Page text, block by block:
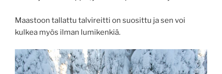
Maastoon tallattu talvireitti on suosittu ja sen voi
kulkea myös ilman lumikenkiä.